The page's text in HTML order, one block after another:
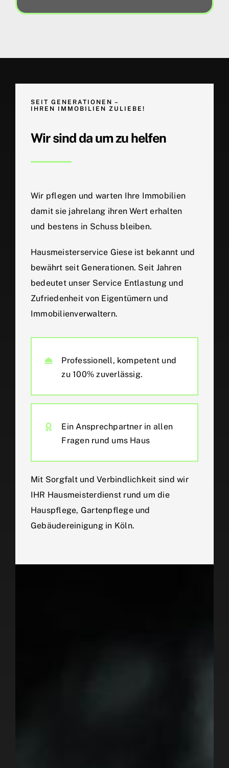
SEIT GENERATIONEN –
IHREN IMMOBILIEN ZULIEBE!
Wir sind da um zu helfen
Wir pflegen und warten Ihre Immobilien
damit sie jahrelang ihren Wert erhalten
und bestens in Schuss bleiben.
Hausmeisterservice Giese ist bekannt und
bewährt seit Generationen. Seit Jahren
bedeutet unser Service Entlastung und
Zufriedenheit von Eigentümern und
Immobilienverwaltern.
Professionell, kompetent und
zu 100% zuverlässig.
Ein Ansprechpartner in allen
Fragen rund ums Haus
Mit Sorgfalt und Verbindlichkeit sind wir
IHR Hausmeisterdienst rund um die
Hauspflege, Gartenpflege und
Gebäudereinigung in Köln.